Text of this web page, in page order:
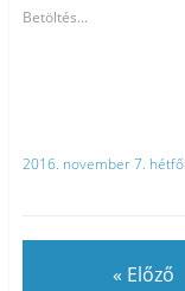
Betöltés...
2016. november 7. hétfő
« Előző